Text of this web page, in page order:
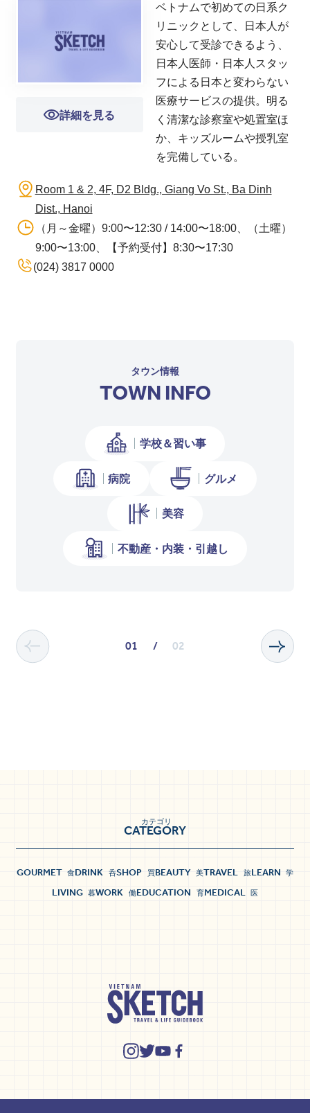
詳細を見る
ベトナムで初めての日系ク
リニックとして、日本人が
安心して受診できるよう、
日本人医師・日本人スタッ
フによる日本と変わらない
医療サービスの提供。明る
く清潔な診察室や処置室ほ
か、キッズルームや授乳室
を完備している。
Room 1 & 2, 4F, D2 Bldg., Giang Vo St., Ba Dinh
Dist., Hanoi
（月～金曜）9:00〜12:30 / 14:00〜18:00、（土曜）
9:00〜13:00、【予約受付】8:30〜17:30
(024) 3817 0000
タウン情報
TOWN INFO
学校＆習い事
病院 グルメ
美容
不動産・内装・引越し
01 / 02
CATEGORY
カテゴリ
GOURMET 食DRINK 呑SHOP 買BEAUTY 美TRAVEL 旅LEARN 学
LIVING 暮WORK 働EDUCATION 育MEDICAL 医